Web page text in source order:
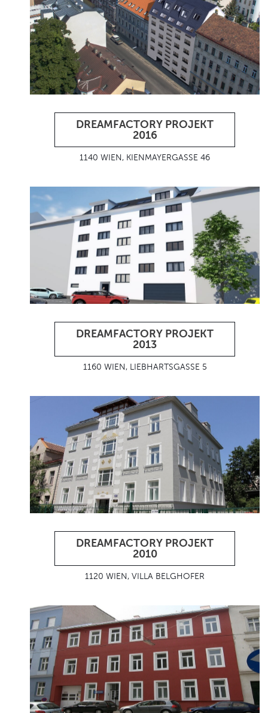
DREAMFACTORY PROJEKT
2016
1140 WIEN, KIENMAYERGASSE 46
DREAMFACTORY PROJEKT
2013
1160 WIEN, LIEBHARTSGASSE 5
DREAMFACTORY PROJEKT
2010
1120 WIEN, VILLA BELGHOFER